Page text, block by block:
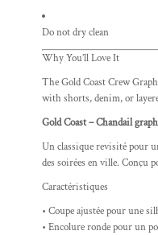
Do not dry clean
Why You’ll Love It
The Gold Coast Crew
with shorts, denim, or
Gold Coast – Chandail
Un classique revisité pour
des soirées en ville. Conçu
Caractéristiques
• Coupe ajustée pour une
• Encolure ronde pour un